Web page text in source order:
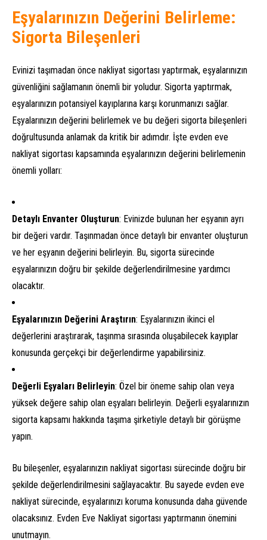
Eşyalarınızın Değerini Belirleme:
Sigorta Bileşenleri
Evinizi taşımadan önce nakliyat sigortası yaptırmak, eşyalarınızın
güvenliğini sağlamanın önemli bir yoludur. Sigorta yaptırmak,
eşyalarınızın potansiyel kayıplarına karşı korunmanızı sağlar.
Eşyalarınızın değerini belirlemek ve bu değeri sigorta bileşenleri
doğrultusunda anlamak da kritik bir adımdır. İşte evden eve
nakliyat sigortası kapsamında eşyalarınızın değerini belirlemenin
önemli yolları:
Detaylı Envanter Oluşturun: Evinizde bulunan her eşyanın ayrı
bir değeri vardır. Taşınmadan önce detaylı bir envanter oluşturun
ve her eşyanın değerini belirleyin. Bu, sigorta sürecinde
eşyalarınızın doğru bir şekilde değerlendirilmesine yardımcı
olacaktır.
Eşyalarınızın Değerini Araştırın: Eşyalarınızın ikinci el
değerlerini araştırarak, taşınma sırasında oluşabilecek kayıplar
konusunda gerçekçi bir değerlendirme yapabilirsiniz.
Değerli Eşyaları Belirleyin: Özel bir öneme sahip olan veya
yüksek değere sahip olan eşyaları belirleyin. Değerli eşyalarınızın
sigorta kapsamı hakkında taşıma şirketiyle detaylı bir görüşme
yapın.
Bu bileşenler, eşyalarınızın nakliyat sigortası sürecinde doğru bir
şekilde değerlendirilmesini sağlayacaktır. Bu sayede evden eve
nakliyat sürecinde, eşyalarınızı koruma konusunda daha güvende
olacaksınız. Evden Eve Nakliyat sigortası yaptırmanın önemini
unutmayın.